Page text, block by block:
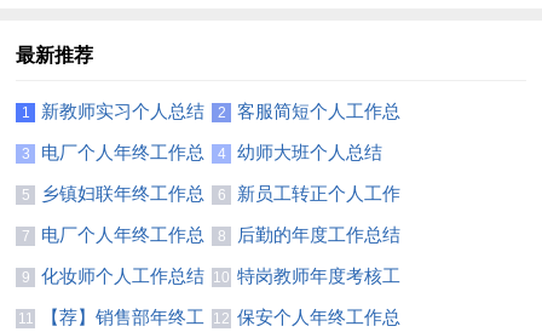
最新推荐
1
新教师实习个人总结
11篇
2
客服简短个人工作总
结
3
电厂个人年终工作总
结11篇
4 幼师大班个人总结
5
乡镇妇联年终工作总
结
6
新员工转正个人工作
总结18篇
7
电厂个人年终工作总
结12篇
8 后勤的年度工作总结
9
化妆师个人工作总结
10篇
10 特岗教师年度考核工
作总结
11
【荐】销售部年终工
12 保安个人年终工作总